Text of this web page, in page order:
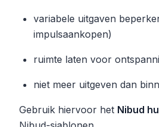
variabele uitgaven
impulsaankopen)
ruimte laten voor
niet meer uitgeven dan
Gebruik hiervoor het Nibud